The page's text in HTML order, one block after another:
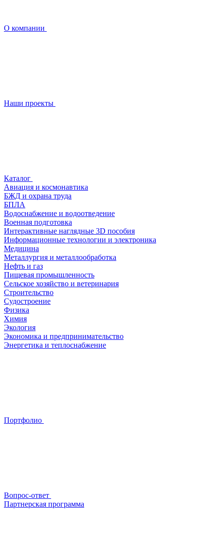
О компании
Наши проекты
Каталог
Авиация и космонавтика
БЖД и охрана труда
БПЛА
Водоснабжение и водоотведение
Военная подготовка
Интерактивные наглядные 3D пособия
Информационные технологии и электроника
Медицина
Металлургия и металлообработка
Нефть и газ
Пищевая промышленность
Сельское хозяйство и ветеринария
Строительство
Судостроение
Физика
Химия
Экология
Экономика и предпринимательство
Энергетика и теплоснабжение
Портфолио
Вопрос-ответ
Партнерская программа